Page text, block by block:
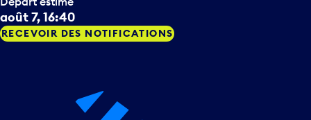
août 7, 16:40
RECEVOIR DES NOTIFICATIONS